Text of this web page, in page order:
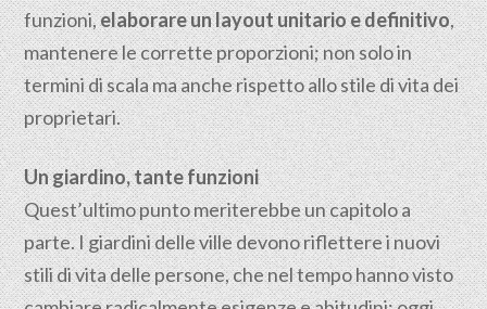
funzioni,elaborare un layout unitario e definitivo,
mantenere le corrette proporzioni; non solo in
termini di scala ma anche rispetto allo stile di vita dei
proprietari.
Un giardino, tante funzioni
Quest’ultimo punto meriterebbe un capitolo a
parte. I giardini delle ville devono riflettere i nuovi
stili di vita delle persone, che nel tempo hanno visto